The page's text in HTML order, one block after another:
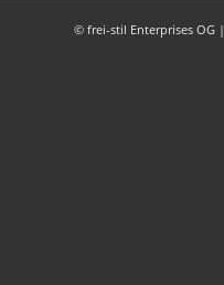
© frei-stil Enterprises OG |